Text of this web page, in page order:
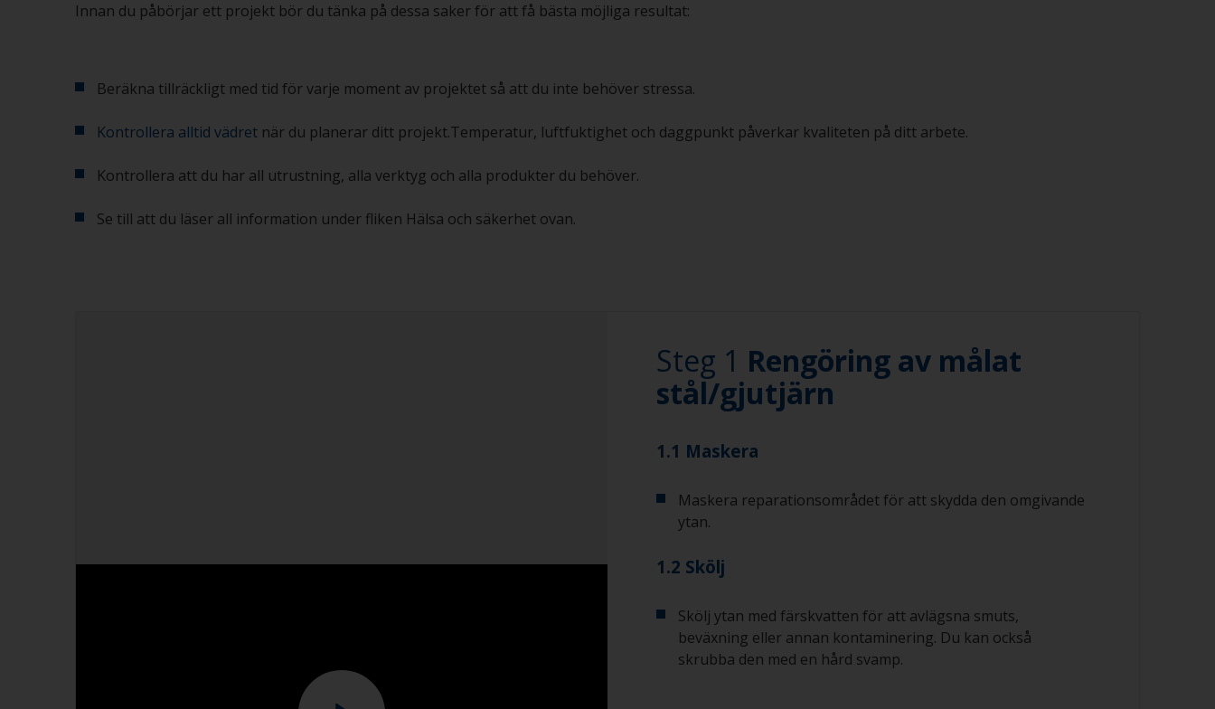
Innan du påbörjar ett projekt bör du tänka på dessa saker för att få bästa möjliga resultat:
Beräkna tillräckligt med tid för varje moment av projektet så att du inte behöver stressa.
Kontrollera alltid vädret när du planerar ditt projekt.Temperatur, luftfuktighet och daggpunkt påverkar kvaliteten på ditt arbete.
Kontrollera att du har all utrustning, alla verktyg och alla produkter du behöver.
Se till att du läser all information under fliken Hälsa och säkerhet ovan.
Steg 1 Rengöring av målat
stål/gjutjärn
1.1 Maskera
Maskera reparationsområdet för att skydda den omgivande
ytan.
1.2 Skölj
Skölj ytan med färskvatten för att avlägsna smuts,
beväxning eller annan kontaminering. Du kan också
skrubba den med en hård svamp.